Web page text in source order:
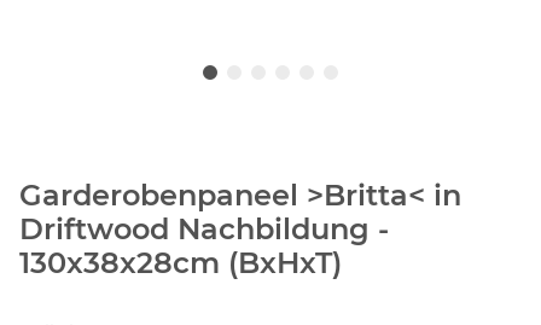
Garderobenpaneel >Britta< in
Driftwood Nachbildung -
130x38x28cm (BxHxT)